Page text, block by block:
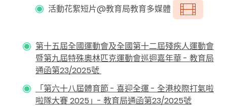
活動花絮短片@教育局教育多媒體
第十五屆全國運動會及全國第十二屆殘疾人運動會
暨第九屆特殊奧林匹克運動會巡迴嘉年華 - 教育局
通函第23/2025號
「第六十八屆體育節 - 喜迎全運- 全港校際打氣啦
啦隊大賽2025 」 - 教育局通函第23/2025號